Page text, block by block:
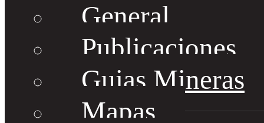
General
Publicaciones
Guias Mineras
Mapas